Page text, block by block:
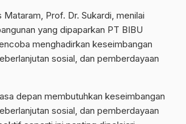
Prof. Dr. Sukardi, menilai
yang dipaparkan PT BIBU
menghadirkan keseimbangan
sosial, dan pemberdayaan
depan membutuhkan keseimbangan
sosial, dan pemberdayaan